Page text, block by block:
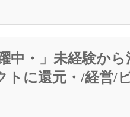
中・」未経験か
に還元・/経営/